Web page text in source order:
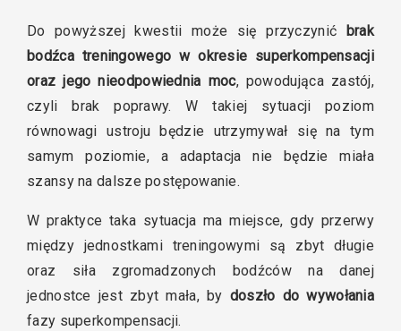
Do powyższej kwestii może się przyczynić
brak
bodźca treningowego w okresie superkompensacji
oraz jego nieodpowiednia moc, powodująca zastój,
czyli brak poprawy. W takiej sytuacji poziom
równowagi ustroju będzie utrzymywał się na tym
samym poziomie, a adaptacja nie będzie miała
szansy na dalsze postępowanie.
W praktyce taka sytuacja ma miejsce, gdy przerwy
między jednostkami treningowymi są zbyt długie
oraz siła zgromadzonych bodźców na danej
jednostce jest zbyt mała, by doszło do wywołania
fazy superkompensacji.